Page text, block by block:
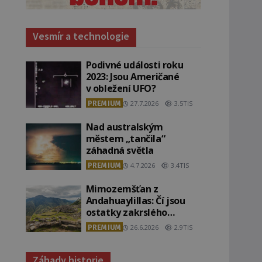
Vesmír a technologie
Podivné události roku
2023: Jsou Američané
v obležení UFO?
PREMIUM 27.7.2026 3.5TIS
Nad australským
městem „tančila“
záhadná světla
PREMIUM 4.7.2026 3.4TIS
Mimozemšťan z
Andahuaylillas: Čí jsou
ostatky zakrslého
stvoření s ohromnou
lebkou?
PREMIUM 26.6.2026 2.9TIS